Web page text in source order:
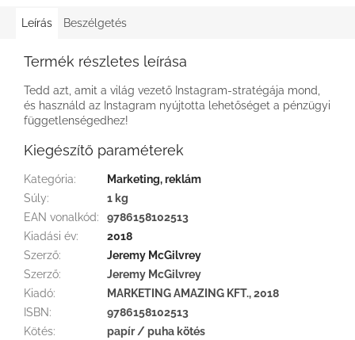
Leírás Beszélgetés
Termék részletes leírása
Tedd azt, amit a világ vezető Instagram-stratégája mond,
és használd az Instagram nyújtotta lehetőséget a pénzügyi
függetlenségedhez!
Kiegészítő paraméterek
Kategória:
Marketing, reklám
Súly:
1 kg
EAN vonalkód:
9786158102513
Kiadási év:
2018
Szerző:
Jeremy McGilvrey
Szerző:
Jeremy McGilvrey
Kiadó:
MARKETING AMAZING KFT., 2018
ISBN:
9786158102513
Kötés:
papír / puha kötés